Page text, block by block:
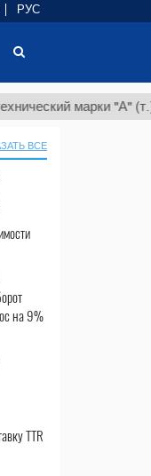
марки "А" (т.)
ВСЕ
на 9%
TTR
РУС